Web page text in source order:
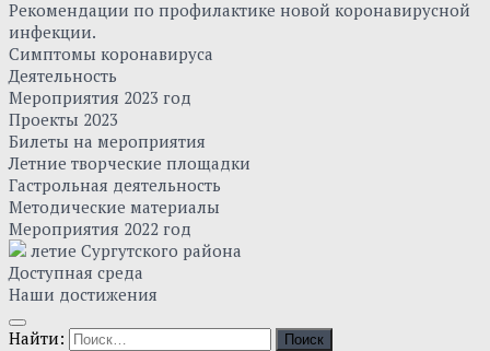
Рекомендации по профилактике новой коронавирусной
инфекции.
Симптомы коронавируса
Деятельность
Мероприятия 2023 год
Проекты 2023
Билеты на мероприятия
Летние творческие площадки
Гастрольная деятельность
Методические материалы
Мероприятия 2022 год
летие Сургутского района
Доступная среда
Наши достижения
Найти: